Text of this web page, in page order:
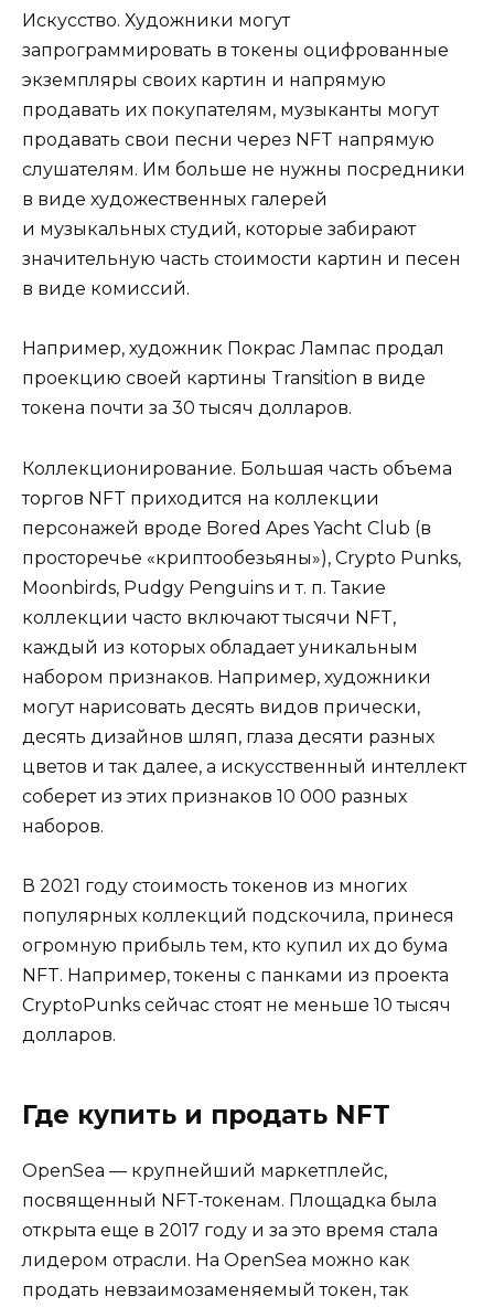
Искусство. Художники могут
запрограммировать в токены оцифрованные
экземпляры своих картин и напрямую
продавать их покупателям, музыканты могут
продавать свои песни через NFT напрямую
слушателям. Им больше не нужны посредники
в виде художественных галерей
и музыкальных студий, которые забирают
значительную часть стоимости картин и песен
в виде комиссий.
Например, художник Покрас Лампас продал
проекцию своей картины Transition в виде
токена почти за 30 тысяч долларов.
Коллекционирование. Большая часть объема
торгов NFT приходится на коллекции
персонажей вроде Bored Apes Yacht Club (в
просторечье «криптообезьяны»), Crypto Punks,
Moonbirds, Pudgy Penguins и т. п. Такие
коллекции часто включают тысячи NFT,
каждый из которых обладает уникальным
набором признаков. Например, художники
могут нарисовать десять видов прически,
десять дизайнов шляп, глаза десяти разных
цветов и так далее, а искусственный интеллект
соберет из этих признаков 10 000 разных
наборов.
В 2021 году стоимость токенов из многих
популярных коллекций подскочила, принеся
огромную прибыль тем, кто купил их до бума
NFT. Например, токены с панками из проекта
CryptoPunks сейчас стоят не меньше 10 тысяч
долларов.
Где купить и продать NFT
OpenSea — крупнейший маркетплейс,
посвященный NFT-токенам. Площадка была
открыта еще в 2017 году и за это время стала
лидером отрасли. На OpenSea можно как
продать невзаимозаменяемый токен, так